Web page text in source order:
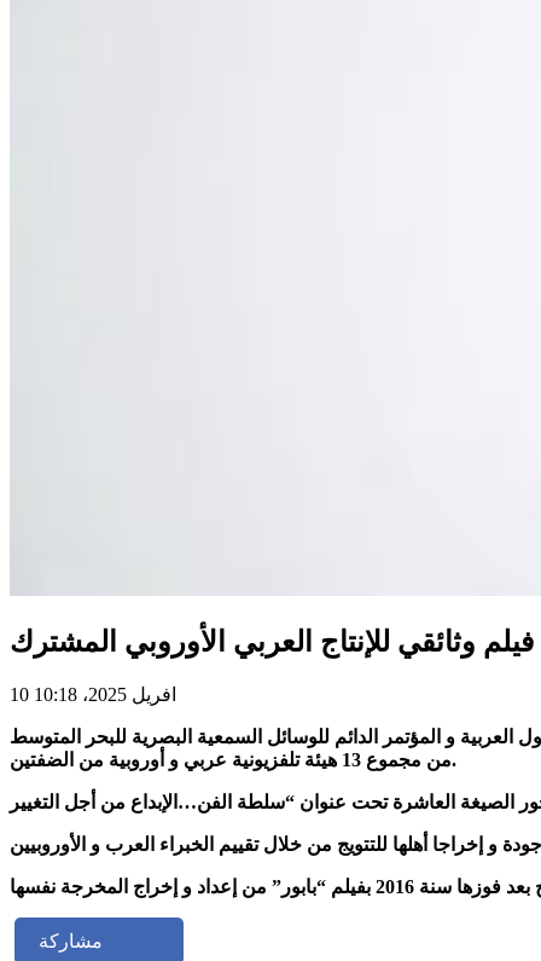
وثائقي للإنتاج العربي الأوروبي المشترك
10 افريل 2025، 10:18
العربية و المؤتمر الدائم للوسائل السمعية البصرية للبحر المتوسط
من مجموع 13 هيئة تلفزيونية عربي و أوروبية من الضفتين.
مشاركة